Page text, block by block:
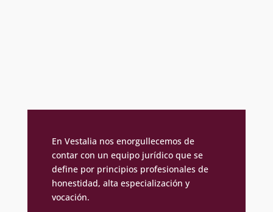
En Vestalia nos enorgullecemos de
contar con un equipo jurídico que se
define por principios profesionales de
honestidad, alta especialización y
vocación.